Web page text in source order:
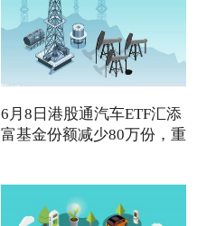
6月8日港股通汽车ETF汇添
富基金份额减少80万份，重